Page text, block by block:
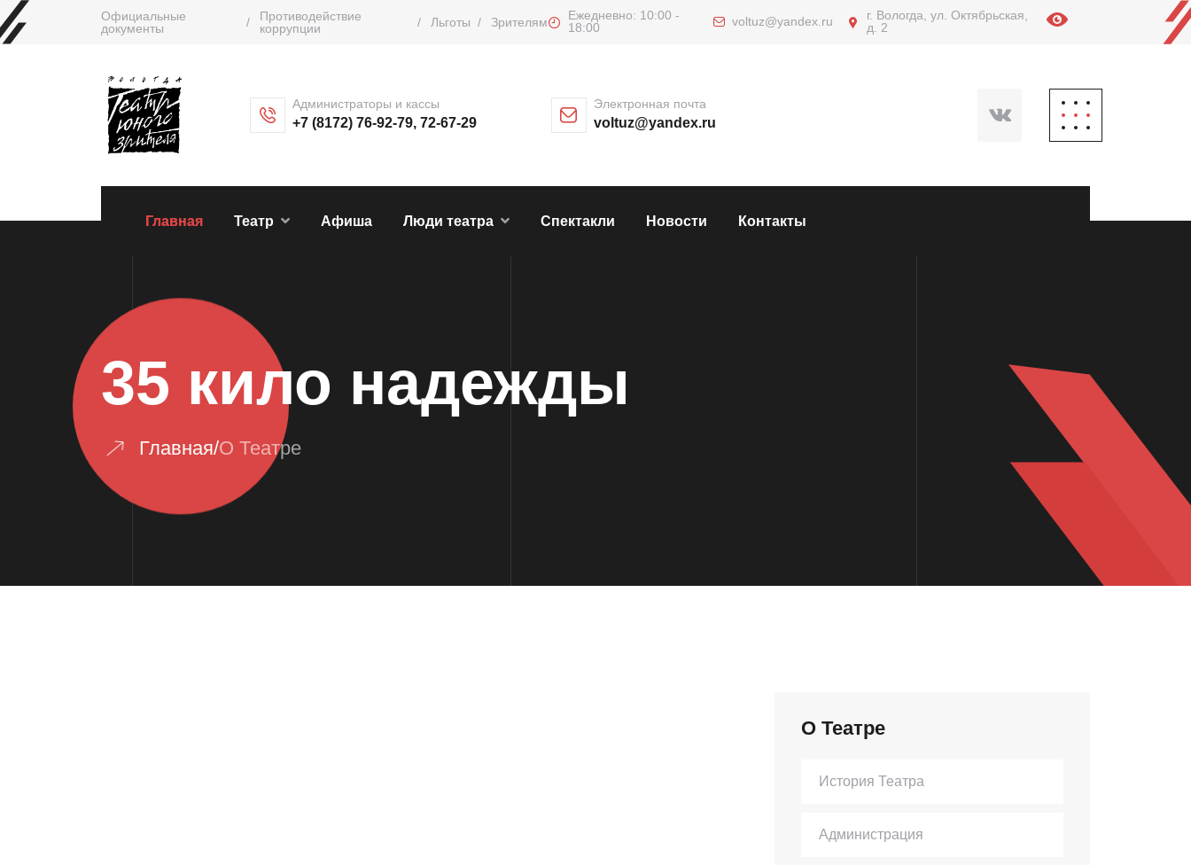
Официальные
документы
/
Противодействие
коррупции
/ Льготы / Зрителям
Ежедневно: 10:00 -
18:00
voltuz@yandex.ru
г. Вологда, ул. Октябрьская,
д. 2
Администраторы и кассы
+7 (8172) 76-92-79, 72-67-29
Электронная почта
voltuz@yandex.ru
Главная Театр Афиша Люди театра Спектакли Новости Контакты
35 кило надежды
Главная/О Театре
О Театре
История Театра
Администрация